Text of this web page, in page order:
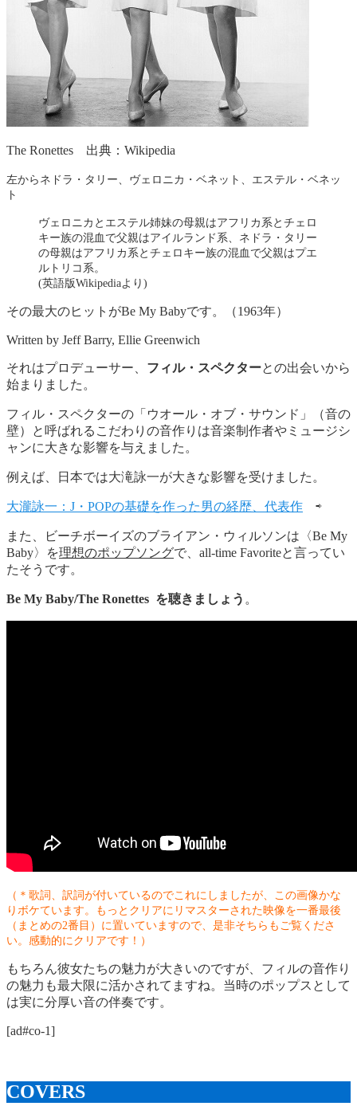
The Ronettes 出典：Wikipedia
左からネドラ・タリー、ヴェロニカ・ベネット、エステル・ベネッ
ト
ヴェロニカとエステル姉妹の母親はアフリカ系とチェロ
キー族の混血で父親はアイルランド系、ネドラ・タリー
の母親はアフリカ系とチェロキー族の混血で父親はプエ
ルトリコ系。
(英語版Wikipediaより)
その最大のヒットがBe My Babyです。（1963年）
Written by Jeff Barry, Ellie Greenwich
それはプロデューサー、 フィル・スペクターとの出会いから
始まりました。
フィル・スペクターの「ウオール・オブ・サウンド」（音の
壁）と呼ばれるこだわりの音作りは音楽制作者やミュージシ
ャンに大きな影響を与えました。
例えば、日本では大滝詠一が大きな影響を受けました。
大瀧詠一：J・POPの基礎を作った男の経歴、代表作 ⇨
また、ビーチボーイズのブライアン・ウィルソンは〈Be My
Baby〉を理想のポップソングで、all-time Favoriteと言ってい
たそうです。
Be My Baby/The Ronettes を聴きましょう 。
（＊歌詞、訳詞が付いているのでこれにしましたが、この画像かな
りボケています。もっとクリアにリマスターされた映像を一番最後
（まとめの2番目）に置いていますので、是非そちらもご覧くださ
い。感動的にクリアです！）
もちろん彼女たちの魅力が大きいのですが、フィルの音作り
の魅力も最大限に活かされてますね。当時のポップスとして
は実に分厚い音の伴奏です。
[ad#co-1]
COVERS